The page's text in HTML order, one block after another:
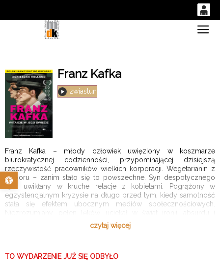
Otwórz pasek narzędzi
14 53
Franz Kafka
zwiastun
Franz Kafka – młody człowiek uwięziony w koszmarze
biurokratycznej codzienności, przypominającej dzisiejszą
rzeczywistość pracowników wielkich korporacji. Wegetarianin z
wyboru – zanim stało się to powszechne. Syn despotycznego
ojca uwikłany w kruche relacje z kobietami. Pogrążony w
egzystencjalnym kryzysie na długo przed tym, kiedy samotność
stała się efektem ubocznym mediów społecznościowych.
wyobraźni, tworząc dzieła, które uczyniły go jednym z
najwybitniejszych pisarzy XX wieku. Opowieść o wrażliwym
czytaj więcej
TO WYDARZENIE JUŻ SIĘ ODBYŁO